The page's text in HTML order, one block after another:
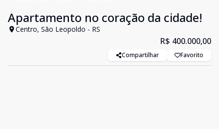
Apartamento no coração da cidade!
Centro, São Leopoldo - RS
R$ 400.000,00
Compartilhar Favorito